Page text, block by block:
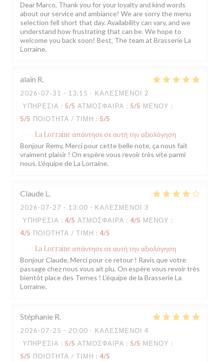
Dear Marco, Thank you for your loyalty and kind words
about our service and ambiance! We are sorry the menu
selection fell short that day. Availability can vary, and we
understand how frustrating that can be. We hope to
welcome you back soon! Best, The team at Brasserie La
Lorraine.
alain R
2026-07-31 - 13:15 - ΚΑΛΕΣΜΈΝΟΙ 2
ΥΠΗΡΕΣΊΑ : 5/5 ΑΤΜΌΣΦΑΙΡΑ : 5/5 ΜΕΝΟΎ :
5/5 ΠΟΙΌΤΗΤΑ / ΤΙΜΉ : 5/5
La Lorraine απάντησε σε αυτή την αξιολόγηση
Bonjour Remy, Merci pour cette belle note, ça nous fait
vraiment plaisir ! On espère vous revoir très vite parmi
nous. L'équipe de La Lorraine.
Claude L
2026-07-27 - 13:00 - ΚΑΛΕΣΜΈΝΟΙ 3
ΥΠΗΡΕΣΊΑ : 4/5 ΑΤΜΌΣΦΑΙΡΑ : 4/5 ΜΕΝΟΎ :
4/5 ΠΟΙΌΤΗΤΑ / ΤΙΜΉ : 4/5
La Lorraine απάντησε σε αυτή την αξιολόγηση
Bonjour Claude, Merci pour ce retour ! Ravis que votre
passage chez nous vous ait plu. On espère vous revoir très
bientôt place des Ternes ! L'équipe de la Brasserie La
Lorraine.
Stéphanie R
2026-07-25 - 20:00 - ΚΑΛΕΣΜΈΝΟΙ 4
ΥΠΗΡΕΣΊΑ : 5/5 ΑΤΜΌΣΦΑΙΡΑ : 5/5 ΜΕΝΟΎ :
5/5 ΠΟΙΌΤΗΤΑ / ΤΙΜΉ : 4/5